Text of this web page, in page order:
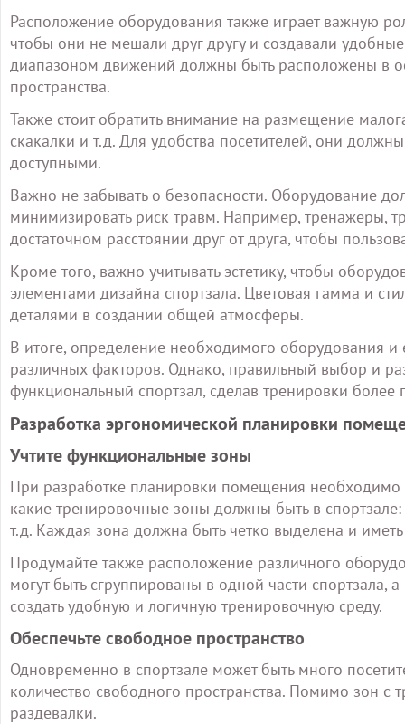
Расположение оборудования также играет важную
чтобы они не мешали друг другу и создавали
диапазоном движений должны быть расположены в
пространства.
Также стоит обратить внимание на размещение
скакалки и т.д. Для удобства посетителей, они
доступными.
Важно не забывать о безопасности. Оборудование
минимизировать риск травм. Например,
достаточном расстоянии друг от друга, чтобы
Кроме того, важно учитывать эстетику, чтобы
элементами дизайна спортзала. Цветовая гамма и
деталями в создании общей атмосферы.
В итоге, определение необходимого оборудования
различных факторов. Однако, правильный выбор и
функциональный спортзал, сделав тренировки
Разработка эргономической планировки
Учтите функциональные зоны
При разработке планировки помещения необходимо
какие тренировочные зоны должны быть в
т.д. Каждая зона должна быть четко выделена и
Продумайте также расположение различного
могут быть сгруппированы в одной части
создать удобную и логичную тренировочную среду.
Обеспечьте свободное пространство
Одновременно в спортзале может быть много
количество свободного пространства. Помимо зон
раздевалки.